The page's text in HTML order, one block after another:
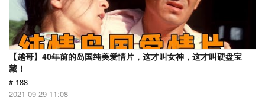
【越哥】40年前的岛国纯美爱情片，这才叫女神，这才叫硬盘宝
藏！
# 188
2021-09-29 11:08